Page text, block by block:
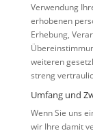
Verwendung
erhobenen
Erhebung,
weiteren
streng
Umfang und
Wenn Sie uns
wir Ihre damit